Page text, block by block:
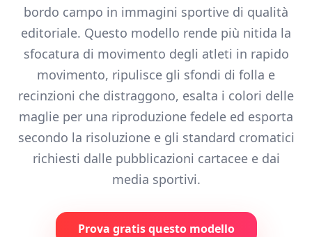
bordo campo in immagini sportive di qualità
editoriale. Questo modello rende più nitida la
sfocatura di movimento degli atleti in rapido
movimento, ripulisce gli sfondi di folla e
recinzioni che distraggono, esalta i colori delle
maglie per una riproduzione fedele ed esporta
secondo la risoluzione e gli standard cromatici
richiesti dalle pubblicazioni cartacee e dai
media sportivi.
Prova gratis questo modello